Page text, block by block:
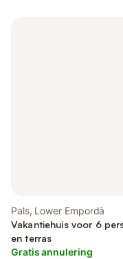
Pals, Lower Empordà
Vakantiehuis voor 6
en terras
Gratis annulering